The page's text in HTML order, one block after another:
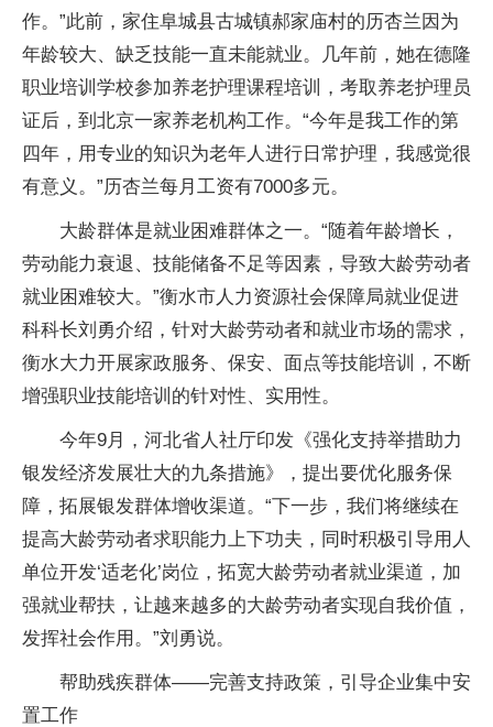
作。”此前，家住阜城县古城镇郝家庙村的历杏兰因为
年龄较大、缺乏技能一直未能就业。几年前，她在德隆
职业培训学校参加养老护理课程培训，考取养老护理员
证后，到北京一家养老机构工作。“今年是我工作的第
四年，用专业的知识为老年人进行日常护理，我感觉很
有意义。”历杏兰每月工资有7000多元。
大龄群体是就业困难群体之一。“随着年龄增长，
劳动能力衰退、技能储备不足等因素，导致大龄劳动者
就业困难较大。”衡水市人力资源社会保障局就业促进
科科长刘勇介绍，针对大龄劳动者和就业市场的需求，
衡水大力开展家政服务、保安、面点等技能培训，不断
增强职业技能培训的针对性、实用性。
今年9月，河北省人社厅印发《强化支持举措助力
银发经济发展壮大的九条措施》，提出要优化服务保
障，拓展银发群体增收渠道。“下一步，我们将继续在
提高大龄劳动者求职能力上下功夫，同时积极引导用人
单位开发‘适老化’岗位，拓宽大龄劳动者就业渠道，加
强就业帮扶，让越来越多的大龄劳动者实现自我价值，
发挥社会作用。”刘勇说。
帮助残疾群体——完善支持政策，引导企业集中安
置工作